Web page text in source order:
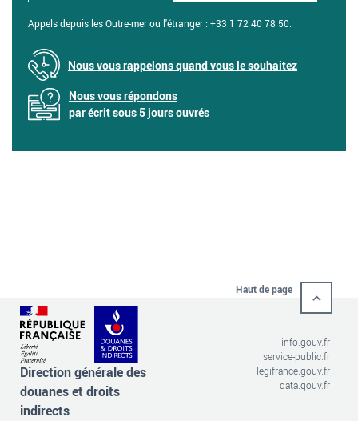
Appels depuis les Outre-mer ou l'étranger : +33 1 72 40 78 50.
Nous vous rappelons quand vous le souhaitez
Nous vous répondons
par écrit sous 5 jours ouvrés
Haut de page
Direction générale des
douanes et droits
indirects
info.gouv.fr
service-public.fr
legifrance.gouv.fr
data.gouv.fr